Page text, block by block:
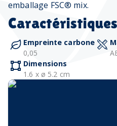
emballage FSC® mix.
Caractéristiques
Empreinte carbone
0,05
Dimensions
1.6 x ø 5.2 cm